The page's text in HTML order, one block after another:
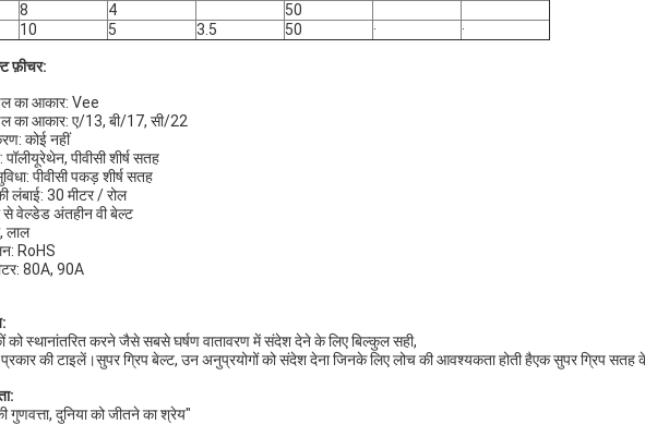
8 4
50
10 5 3.5 50 · ·
फ़ीचर:
का आकार: Vee
का आकार: ए/13, बी/17, सी/22
कोई नहीं
पॉलीयूरेथेन, पीवीसी शीर्ष सतह
पीवीसी पकड़ शीर्ष सतह
लंबाई: 30 मीटर / रोल
से वेल्डेड अंतहीन वी बेल्ट
लाल
RoHS
80A, 90A
को स्थानांतरित करने जैसे सबसे घर्षण वातावरण में संदेश देने के लिए बिल्कुल सही,
की टाइलें।सुपर ग्रिप बेल्ट, उन अनुप्रयोगों को संदेश देना जिनके लिए लोच की आवश्यकता होती हैएक सुपर ग्रिप सतह
दुनिया को जीतने का श्रेय"